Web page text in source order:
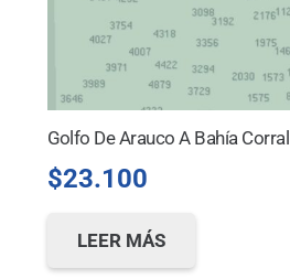
Golfo De Arauco A Bahía Corral
$23.100
LEER MÁS